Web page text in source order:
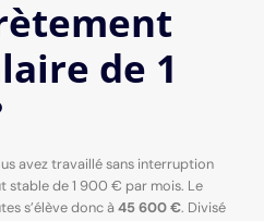
de 1
avez travaillé sans interruption
stable de 1 900 € par mois. Le
s’élève donc à45 600 €. Divisé